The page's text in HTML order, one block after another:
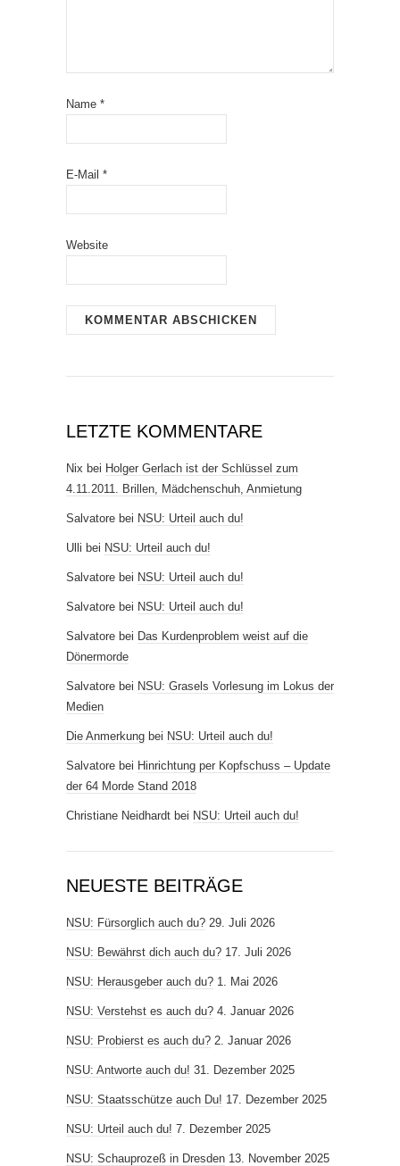
Name *
E-Mail *
Website
LETZTE KOMMENTARE
Nix bei Holger Gerlach ist der Schlüssel zum
4.11.2011. Brillen, Mädchenschuh, Anmietung
Salvatore bei NSU: Urteil auch du!
Ulli bei NSU: Urteil auch du!
Salvatore bei NSU: Urteil auch du!
Salvatore bei NSU: Urteil auch du!
Salvatore bei Das Kurdenproblem weist auf die
Dönermorde
Salvatore bei NSU: Grasels Vorlesung im Lokus der
Medien
Die Anmerkung bei NSU: Urteil auch du!
Salvatore bei Hinrichtung per Kopfschuss – Update
der 64 Morde Stand 2018
Christiane Neidhardt bei NSU: Urteil auch du!
NEUESTE BEITRÄGE
NSU: Fürsorglich auch du? 29. Juli 2026
NSU: Bewährst dich auch du? 17. Juli 2026
NSU: Herausgeber auch du? 1. Mai 2026
NSU: Verstehst es auch du? 4. Januar 2026
NSU: Probierst es auch du? 2. Januar 2026
NSU: Antworte auch du! 31. Dezember 2025
NSU: Staatsschütze auch Du! 17. Dezember 2025
NSU: Urteil auch du! 7. Dezember 2025
NSU: Schauprozeß in Dresden 13. November 2025